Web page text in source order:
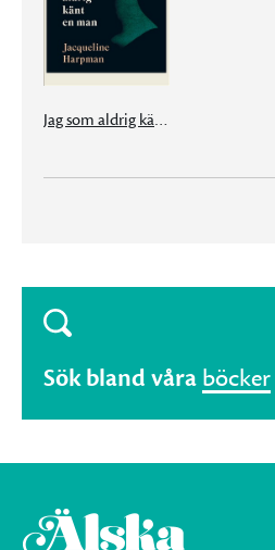
Jag som aldrig känt en man
Sök bland våra böcker